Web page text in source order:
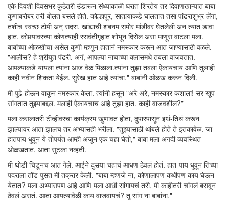
एके दिवशी दिवसभर कुठेतरी उंडारून संध्याकाळी घरात शिरतेय तर दिवाणखान्यात बाबा
कुणाबरोबर तरी बोलत बसले होते. कोल्हापूर, सातार्‍याकडे घालतात तसा पांढराशुभ्र लेंगा,
तशीच स्वच्छ टोपी अन् सदरा. खांद्याची शबनम समोर मांडीवर घेतलेली अन त्यात डावा
हात. कोपर्‍यावरच्या कोणत्याही रसवंतीगृहात शोभून दिसेल असा माणूस वाटला मला.
बाबांच्या ओळखीचा असेल कुणी म्हणून हातानं नमस्कार करून आत जाण्यासाठी वळले.
"आलीस? हे श्रीयुत पंढरी. अगं, आपल्या नाचाच्या क्लासमधे तबला वाजवतात.
आपल्याकडे यायला त्यांना आज वेळ मिळाला.त्यांना तुझा तबला ऐकायचाय आणि तुलाही
काही नवीन शिकता येईल. सुरेख हात आहे त्यांचा." बाबांनी ओळख करून दिली.
मी पुढे होऊन वाकून नमस्कार केला. त्यांनी हसून "अरे अरे, नमस्कार कशाला! सर खूप
सांगतात तुझ्याबद्दल. मलाही ऐकायचाच आहे तुझा हात. काही वाजवशील?"
मला कसलातरी टीव्हीवरचा कार्यक्रम खुणावत होता, दुपारपासून इथं-तिथं करून
झाल्यावर आता झालच तर अभ्यासही भरीला. "तुझ्यासाठी थांबले होते ते इतकावेळ. जा
हातपाय धुवून ये तोपर्यंत आम्ही अजून एक चहा घेतो," बाबा मला अगदी व्यवस्थित
ओळखतात. आता सुटका नव्हती.
मी थोडी चिडूनच आत गेले. आईने दुसर्‍या चहाचं आधण ठेवलं होतं. हात-पाय धुवून तिच्या
पदराला तोंड पुसत मी तक्रार केली. "बाबा म्हणजे ना, कोणालापण कधीपण काय घेऊन
येतात? मला अभ्यासपण आहे आणि मला आधी सांगायचं तरी, मी काहीतरी चांगलं बसवून
ठेवलं असतं. आता आयत्यावेळी काय वाजवायचं? तू सांग ना बाबांना."